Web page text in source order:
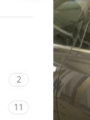
2
11